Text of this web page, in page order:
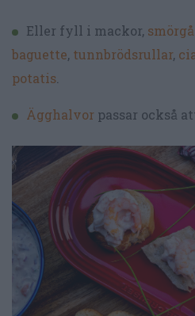
Eller fyll i mackor,
baguette, tunnbrödsrullar,
potatis.
Ägghalvor passar också